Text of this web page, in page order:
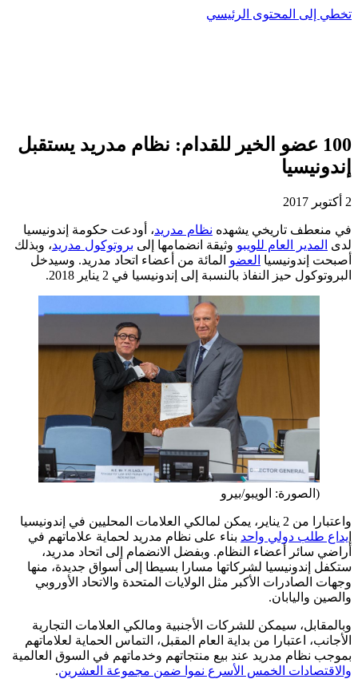
تخطي إلى المحتوى الرئيسي
100 عضو الخير للقدام: نظام مدريد يستقبل
إندونيسيا
2 أكتوبر 2017
في منعطف تاريخي يشهده نظام مدريد، أودعت حكومة إندونيسيا
لدى المدير العام للويبو وثيقة انضمامها إلى بروتوكول مدريد، وبذلك
أصبحت إندونيسيا العضو المائة من أعضاء اتحاد مدريد. وسيدخل
البروتوكول حيز النفاذ بالنسبة إلى إندونيسيا في 2 يناير 2018.
(الصورة: الويبو/بيرو
واعتبارا من 2 يناير، يمكن لمالكي العلامات المحليين في إندونيسيا
يداع طلب دولي واحد بناء على نظام مدريد لحماية علاماتهم في
أراضي سائر أعضاء النظام. وبفضل الانضمام إلى اتحاد مدريد،
ستكفل إندونيسيا لشركاتها مسارا بسيطا إلى أسواق جديدة، منها
وجهات الصادرات الأكبر مثل الولايات المتحدة والاتحاد الأوروبي
والصين واليابان.
وبالمقابل، سيمكن للشركات الأجنبية ومالكي العلامات التجارية
الأجانب، اعتبارا من بداية العام المقبل، التماس الحماية لعلاماتهم
بموجب نظام مدريد عند بيع منتجاتهم وخدماتهم في السوق العالمية
والاقتصادات الخمس الأسرع نموا ضمن مجموعة العشرين.